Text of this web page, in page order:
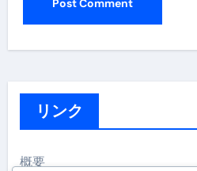
リンク
概要